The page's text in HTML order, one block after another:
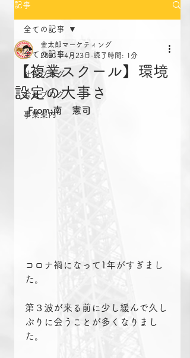
記事
全ての記事
社長ブログ
会長ブログ
事業案内
全ての記事
【複業スクール】環境
設定の大事さ
金太郎マーケティング
2021年4月23日 読了時間: 1分
From:南　憲司
コロナ禍になって1年がすぎまし
た。
第３波が来る前に少し緩んで久し
ぶりに会うことが多くなりまし
た。